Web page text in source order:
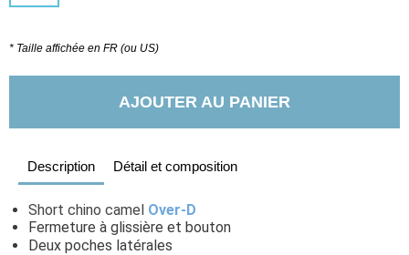
* Taille affichée en FR (ou US)
AJOUTER AU PANIER
Description Détail et composition
Short chino camel Over-D
Fermeture à glissière et bouton
Deux poches latérales